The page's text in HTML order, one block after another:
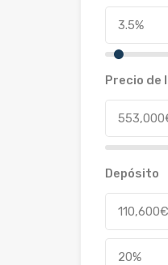
Precio de
Depósito